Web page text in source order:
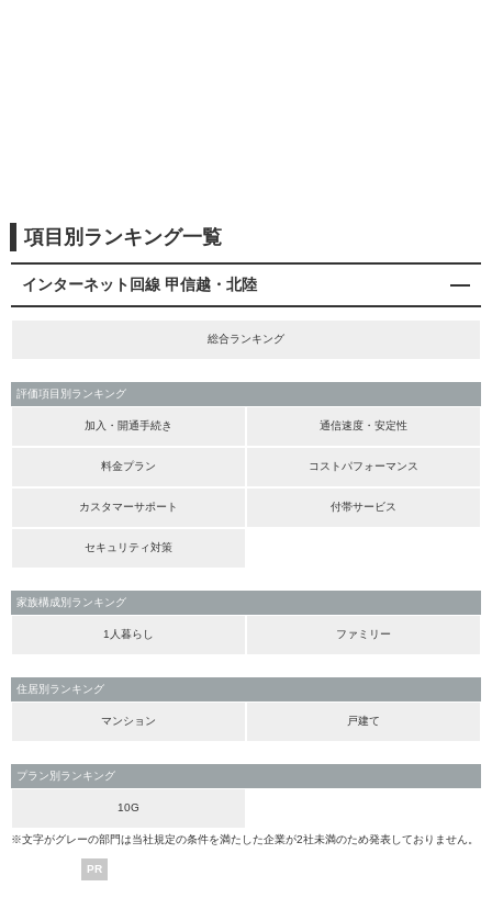
項目別ランキング一覧
インターネット回線 甲信越・北陸
総合ランキング
評価項目別ランキング
加入・開通手続き 通信速度・安定性
料金プラン コストパフォーマンス
カスタマーサポート 付帯サービス
セキュリティ対策
家族構成別ランキング
1人暮らし ファミリー
住居別ランキング
マンション 戸建て
プラン別ランキング
10G
※文字がグレーの部門は当社規定の条件を満たした企業が2社未満のため発表しておりません。
PR